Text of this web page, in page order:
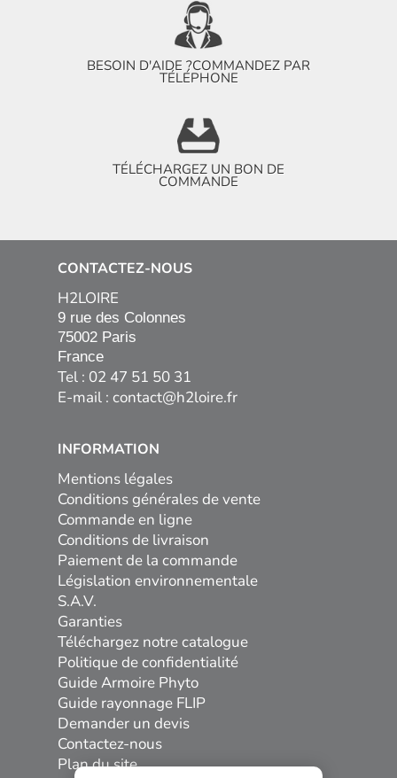
BESOIN D'AIDE ?COMMANDEZ PAR
TÉLÉPHONE
TÉLÉCHARGEZ UN BON DE
COMMANDE
CONTACTEZ-NOUS
H2LOIRE
9 rue des Colonnes
75002 Paris
France
Tel : 02 47 51 50 31
E-mail : contact@h2loire.fr
INFORMATION
Mentions légales
Conditions générales de vente
Commande en ligne
Conditions de livraison
Paiement de la commande
Législation environnementale
S.A.V.
Garanties
Téléchargez notre catalogue
Politique de confidentialité
Guide Armoire Phyto
Guide rayonnage FLIP
Demander un devis
Contactez-nous
Plan du site